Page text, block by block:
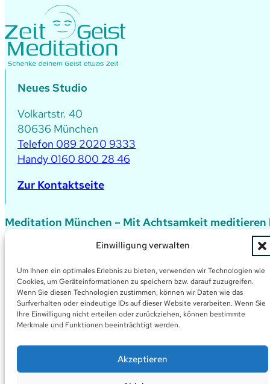
Einwilligung verwalten
Um Ihnen ein optimales Erlebnis zu bieten, verwenden wir Technologien wie
Cookies, um Geräteinformationen zu speichern bzw. darauf zuzugreifen.
Wenn Sie diesen Technologien zustimmen, können wir Daten wie das
Surfverhalten oder eindeutige IDs auf dieser Website verarbeiten. Wenn Sie
Ihre Einwilligung nicht erteilen oder zurückziehen, können bestimmte
Merkmale und Funktionen beeinträchtigt werden.
Akzeptieren
Neues Studio
Volkartstr. 40
80636 München
Telefon 089 2020 9333
Handy 0160 800 28 46
Zur Kontaktseite
Meditation München – Mit Achtsamkeit meditieren
Meditiere in entspannter, ungezwungener
Meditationsbänkchen oder bequeme Stühle und
Schau einfach mal vorbei, du bist herzlichst eingeladen.
Alle Kurs-Buchungen über
eversports
Copyright 2026 © Zeit Geist Meditation
Datenschutz